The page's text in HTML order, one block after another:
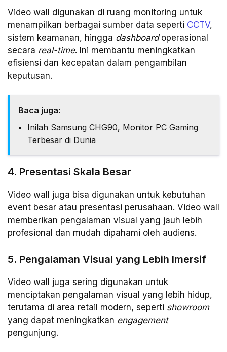
Video wall digunakan di ruang monitoring untuk
menampilkan berbagai sumber data seperti CCTV,
sistem keamanan, hingga dashboardoperasional
secara real-time. Ini membantu meningkatkan
efisiensi dan kecepatan dalam pengambilan
keputusan.
Baca juga:
Inilah Samsung CHG90, Monitor PC Gaming
Terbesar di Dunia
4. Presentasi Skala Besar
Video wall juga bisa digunakan untuk kebutuhan
event besar atau presentasi perusahaan. Video wall
memberikan pengalaman visual yang jauh lebih
profesional dan mudah dipahami oleh audiens.
5. Pengalaman Visual yang Lebih Imersif
Video wall juga sering digunakan untuk
menciptakan pengalaman visual yang lebih hidup,
terutama di area retail modern, seperti showroom
yang dapat meningkatkan engagement
pengunjung.